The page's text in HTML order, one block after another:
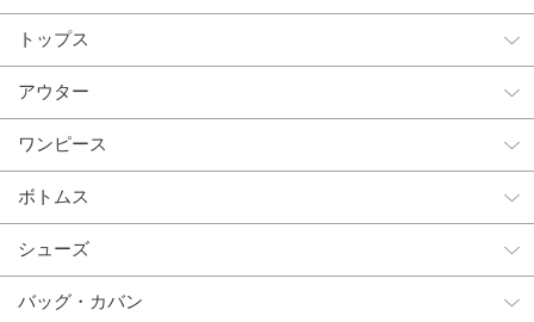
トップス
アウター
ワンピース
ボトムス
シューズ
バッグ・カバン